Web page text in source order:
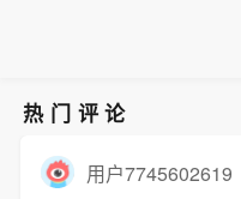
热门评论
用户7745602619